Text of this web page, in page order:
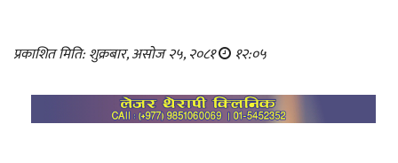
प्रकाशित मिति: शुक्रबार, असोज २५, २०८१ १२:०५